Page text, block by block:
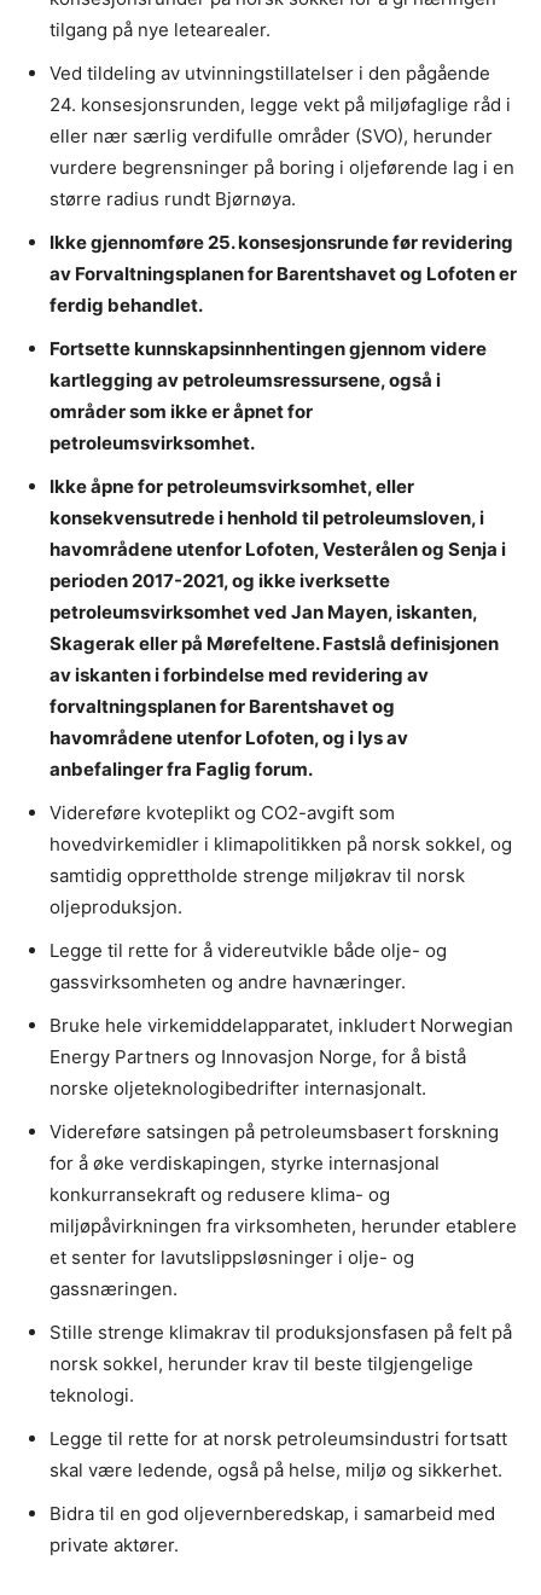
tilgang på nye letearealer.
Ved tildeling av utvinningstillatelser i den pågående
24. konsesjonsrunden, legge vekt på miljøfaglige råd i
eller nær særlig verdifulle områder (SVO), herunder
vurdere begrensninger på boring i oljeførende lag i en
større radius rundt Bjørnøya.
Ikke gjennomføre 25. konsesjonsrunde før revidering
av Forvaltningsplanen for Barentshavet og Lofoten er
ferdig behandlet.
Fortsette kunnskapsinnhentingen gjennom videre
kartlegging av petroleumsressursene, også i
områder som ikke er åpnet for
petroleumsvirksomhet.
Ikke åpne for petroleumsvirksomhet, eller
konsekvensutrede i henhold til petroleumsloven, i
havområdene utenfor Lofoten, Vesterålen og Senja i
perioden 2017-2021, og ikke iverksette
petroleumsvirksomhet ved Jan Mayen, iskanten,
Skagerak eller på Mørefeltene. Fastslå definisjonen
av iskanten i forbindelse med revidering av
forvaltningsplanen for Barentshavet og
havområdene utenfor Lofoten, og i lys av
anbefalinger fra Faglig forum.
Videreføre kvoteplikt og CO2-avgift som
hovedvirkemidler i klimapolitikken på norsk sokkel, og
samtidig opprettholde strenge miljøkrav til norsk
oljeproduksjon.
Legge til rette for å videreutvikle både olje- og
gassvirksomheten og andre havnæringer.
Bruke hele virkemiddelapparatet, inkludert Norwegian
Energy Partners og Innovasjon Norge, for å bistå
norske oljeteknologibedrifter internasjonalt.
Videreføre satsingen på petroleumsbasert forskning
for å øke verdiskapingen, styrke internasjonal
konkurransekraft og redusere klima- og
miljøpåvirkningen fra virksomheten, herunder etablere
et senter for lavutslippsløsninger i olje- og
gassnæringen.
Stille strenge klimakrav til produksjonsfasen på felt på
norsk sokkel, herunder krav til beste tilgjengelige
teknologi.
Legge til rette for at norsk petroleumsindustri fortsatt
skal være ledende, også på helse, miljø og sikkerhet.
Bidra til en god oljevernberedskap, i samarbeid med
private aktører.